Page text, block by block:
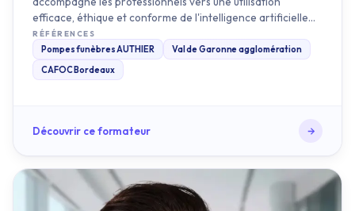
Pompes funèbres AUTHIER
Val de Garonne agglomération
CAFOC Bordeaux